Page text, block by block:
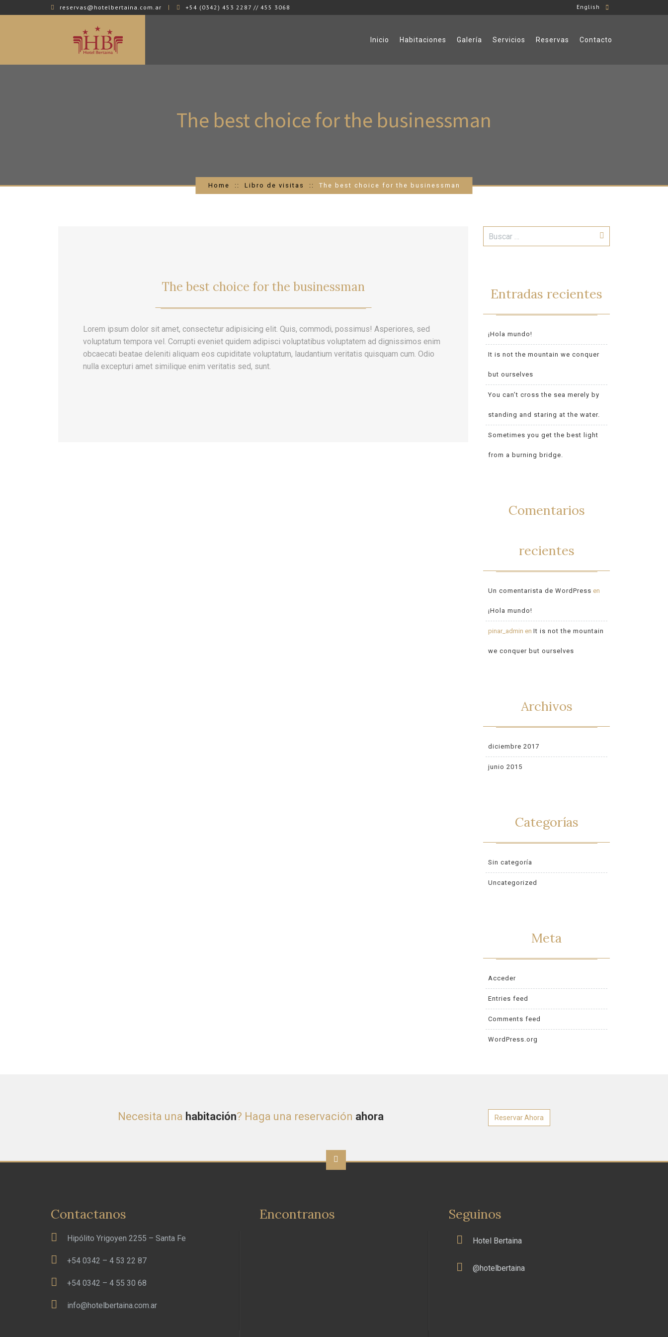
reservas@hotelbertaina.com.ar +54 (0342) 453 2287 // 455 3068 English
Inicio Habitaciones Galería Servicios Reservas Contacto
The best choice for the businessman
Home Libro de visitas The best choice for the businessman
The best choice for the businessman
Lorem ipsum dolor sit amet, consectetur adipisicing elit. Quis, commodi, possimus! Asperiores, sed
voluptatum tempora vel. Corrupti eveniet quidem adipisci voluptatibus voluptatem ad dignissimos enim
obcaecati beatae deleniti aliquam eos cupiditate voluptatum, laudantium veritatis quisquam cum. Odio
nulla excepturi amet similique enim veritatis sed, sunt.
Entradas recientes
¡Hola mundo!
It is not the mountain we conquer
but ourselves
You can’t cross the sea merely by
standing and staring at the water.
Sometimes you get the best light
from a burning bridge.
Comentarios
recientes
Un comentarista de WordPress en
¡Hola mundo!
pinar_admin en It is not the mountain
we conquer but ourselves
Archivos
diciembre 2017
junio 2015
Categorías
Sin categoría
Uncategorized
Meta
Acceder
Entries feed
Comments feed
WordPress.org
Necesita una habitación? Haga una reservación ahora Reservar Ahora
Contactanos
Hipólito Yrigoyen 2255 – Santa Fe
+54 0342 – 4 53 22 87
+54 0342 – 4 55 30 68
info@hotelbertaina.com.ar
Encontranos Seguinos
Hotel Bertaina
@hotelbertaina